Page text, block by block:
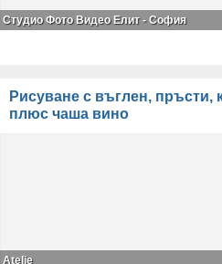
Студио Фото Видео Елит - София
Рисуване с въглен, пръсти,
плюс чаша вино
Atelie